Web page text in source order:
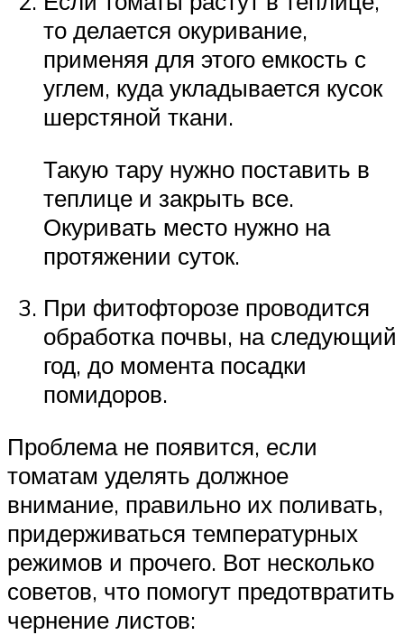
то делается окуривание,
применяя для этого емкость с
углем, куда укладывается кусок
шерстяной ткани.
Такую тару нужно поставить в
теплице и закрыть все.
Окуривать место нужно на
протяжении суток.
При фитофторозе проводится
обработка почвы, на следующий
год, до момента посадки
помидоров.
Проблема не появится, если
томатам уделять должное
внимание, правильно их поливать,
придерживаться температурных
режимов и прочего. Вот несколько
советов, что помогут предотвратить
чернение листов: